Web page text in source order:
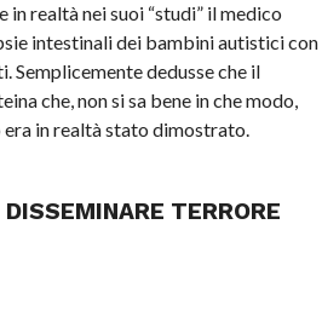
realtà nei suoi “studi” il medico
intestinali dei bambini autistici con
Semplicemente dedusse che il
che, non si sa bene in che modo,
era in realtà stato dimostrato.
TERRORE